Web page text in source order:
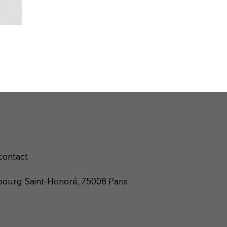
Saint-Honoré, 75008 Paris